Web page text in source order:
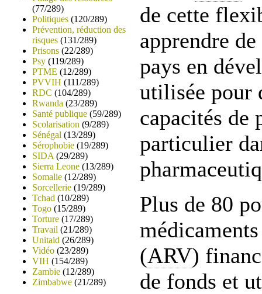
(77/289)
Politiques (120/289)
Prévention, réduction des
risques (131/289)
Prisons (22/289)
Psy (119/289)
PTME (12/289)
PVVIH (111/289)
RDC (104/289)
Rwanda (23/289)
Santé publique (59/289)
Scolarisation (9/289)
Sénégal (13/289)
Sérophobie (19/289)
SIDA (29/289)
Sierra Leone (13/289)
Somalie (12/289)
Sorcellerie (19/289)
Tchad (10/289)
Togo (15/289)
Torture (17/289)
Travail (21/289)
Unitaid (26/289)
Vidéo (23/289)
VIH (154/289)
Zambie (12/289)
Zimbabwe (21/289)
de cette
apprendre
pays en
utilisée pour
capacités de
particulier
Plus de 80
(ARV)
de fonds et